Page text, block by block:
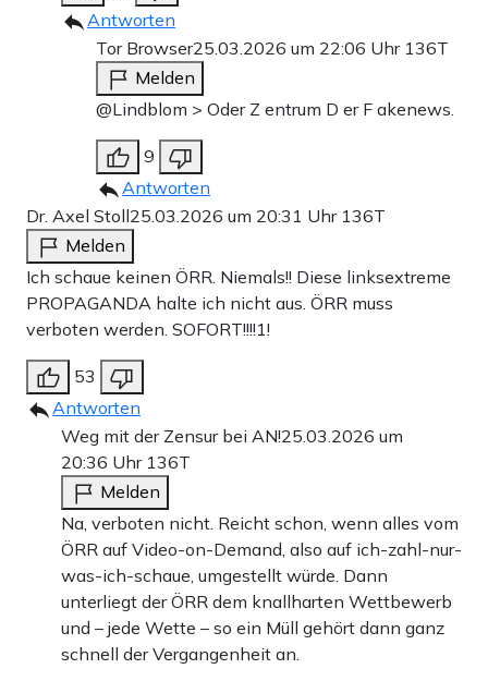
Antworten
Tor Browser25.03.2026 um 22:06 Uhr 136T
Melden
@Lindblom > Oder Z entrum D er F akenews.
9
Antworten
Dr. Axel Stoll25.03.2026 um 20:31 Uhr 136T
Melden
Ich schaue keinen ÖRR. Niemals!! Diese linksextreme
PROPAGANDA halte ich nicht aus. ÖRR muss
verboten werden. SOFORT!!!!1!
53
Antworten
Weg mit der Zensur bei AN!25.03.2026 um
20:36 Uhr 136T
Melden
Na, verboten nicht. Reicht schon, wenn alles vom
ÖRR auf Video-on-Demand, also auf ich-zahl-nur-
was-ich-schaue, umgestellt würde. Dann
unterliegt der ÖRR dem knallharten Wettbewerb
und – jede Wette – so ein Müll gehört dann ganz
schnell der Vergangenheit an.